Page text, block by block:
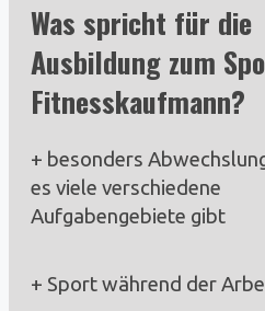
Was spricht für die
Ausbildung zum
Fitnesskaufmann?
+ besonders
es viele verschiedene
Aufgabengebiete gibt
+ Sport während der